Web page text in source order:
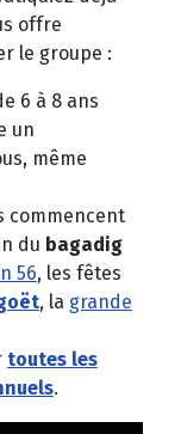
offre
le groupe :
6 à 8 ans
un
même
commencent
du bagadig
56, les fêtes
, la grande
toutes les
.